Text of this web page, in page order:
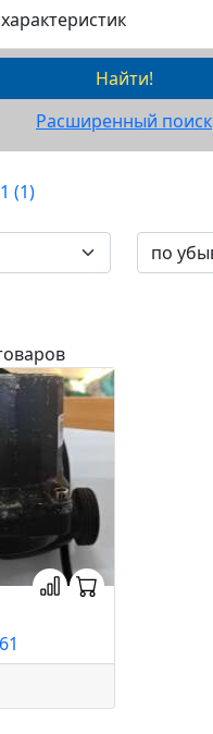
Найти!
Расширенный поиск
(1)